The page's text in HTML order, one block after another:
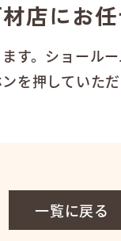
店にお
す。ショール
を押していた
一覧に戻る